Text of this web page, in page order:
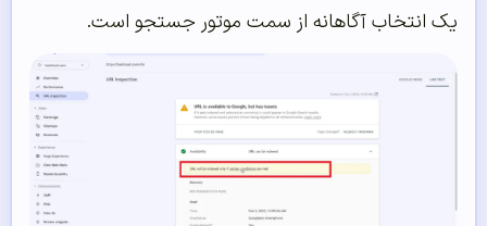
یک انتخاب آگاهانه از سمت موتور جستجو است.